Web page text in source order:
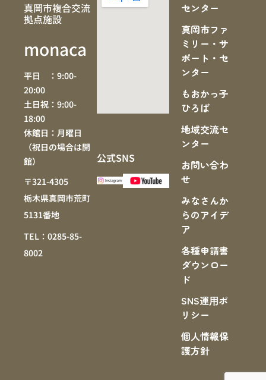
真岡市複合交流
拠点施設
monaca
平日 ：9:00-
20:00
土日祝：9:00-
18:00
休館日：月曜日
（祝日の場合は開
館）
〒321-4305
栃木県真岡市荒町
5131番地
TEL：0285-85-
8002
公式SNS
センター
真岡市ファ
ミリー・サ
ポート・セ
ンター
もおかっ子
ひろば
地域交流セ
ンター
お問い合わ
せ
みなさんか
らのアイデ
ア
各種申請書
ダウンロー
ド
SNS運⽤ポ
リシー
個人情報保
護方針